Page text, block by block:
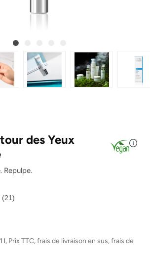
des Yeux
Repulpe.
Lire
la
(21)
l, Prix TTC, frais de livraison en sus, frais de